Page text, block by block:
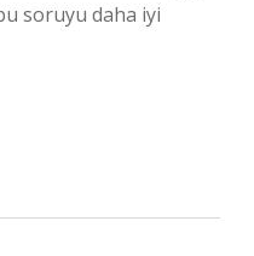
soruyu daha iyi